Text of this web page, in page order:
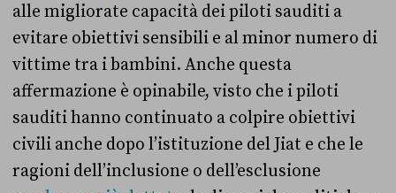
alle migliorate capacità dei piloti sauditi a
evitare obiettivi sensibili e al minor numero di
vittime tra i bambini. Anche questa
affermazione è opinabile, visto che i piloti
sauditi hanno continuato a colpire obiettivi
civili anche dopo l’istituzione del Jiat e che le
ragioni dell’inclusione o dell’esclusione